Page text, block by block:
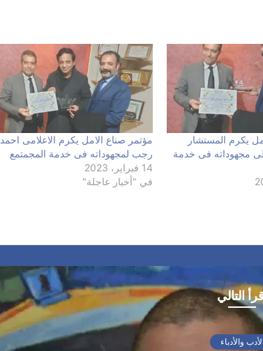
يكرم المستشار
مجهوداته فى خدمة
مؤتمر صناع الامل يكرم الاعلامى احمد
رجب لمجهوداته فى خدمة المجمتمع
14 فبراير، 2023
في "أخبار عاجلة"
التالي
والأدباء